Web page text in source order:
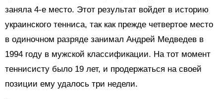
заняла 4-е место. Этот результат войдет в историю
украинского тенниса, так как прежде четвертое место
в одиночном разряде занимал Андрей Медведев в
1994 году в мужской классификации. На тот момент
теннисисту было 19 лет, и продержаться на своей
позиции ему удалось три недели.